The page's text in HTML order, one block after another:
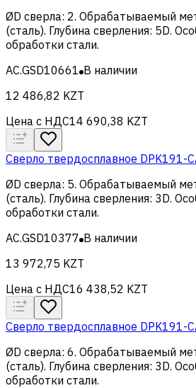
ØD сверла: 2. Обрабатываемый
(сталь). Глубина сверления: 5D.
обработки стали.
AC.GSD10661 В наличии
12 486,82 KZT
Цена с НДС14 690,38 KZT
Сверло твердосплавное DPK191-
ØD сверла: 5. Обрабатываемый
(сталь). Глубина сверления: 3D.
обработки стали.
AC.GSD10377 В наличии
13 972,75 KZT
Цена с НДС16 438,52 KZT
Сверло твердосплавное DPK191-
ØD сверла: 6. Обрабатываемый
(сталь). Глубина сверления: 3D.
обработки стали.